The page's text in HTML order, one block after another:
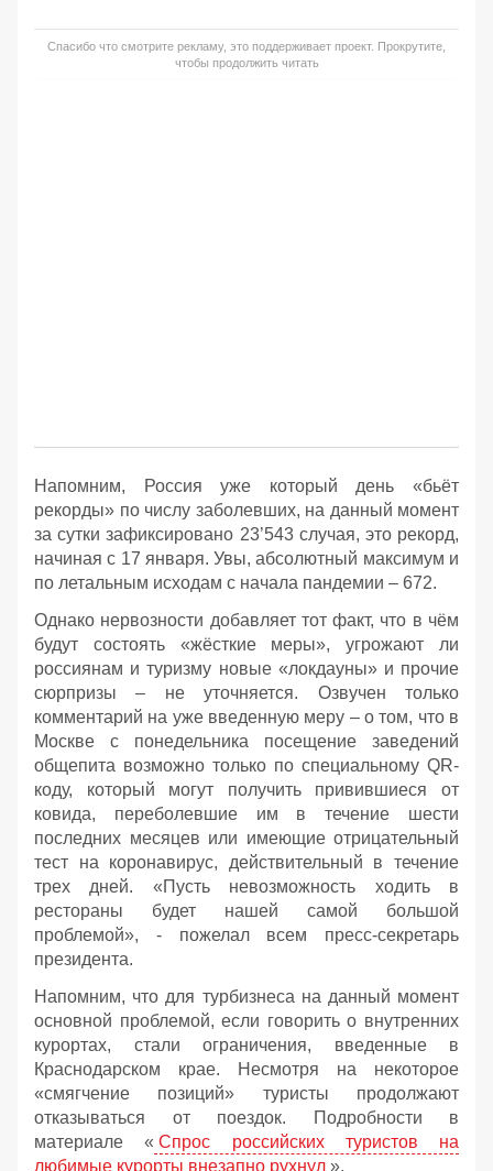
Спасибо что смотрите рекламу, это поддерживает проект. Прокрутите,
чтобы продолжить читать
Напомним, Россия уже который день «бьёт
рекорды» по числу заболевших, на данный момент
за сутки зафиксировано 23’543 случая, это рекорд,
начиная с 17 января. Увы, абсолютный максимум и
по летальным исходам с начала пандемии – 672.
Однако нервозности добавляет тот факт, что в чём
будут состоять «жёсткие меры», угрожают ли
россиянам и туризму новые «локдауны» и прочие
сюрпризы – не уточняется. Озвучен только
комментарий на уже введенную меру – о том, что в
Москве с понедельника посещение заведений
общепита возможно только по специальному QR-
коду, который могут получить привившиеся от
ковида, переболевшие им в течение шести
последних месяцев или имеющие отрицательный
тест на коронавирус, действительный в течение
трех дней. «Пусть невозможность ходить в
рестораны будет нашей самой большой
проблемой», - пожелал всем пресс-секретарь
президента.
Напомним, что для турбизнеса на данный момент
основной проблемой, если говорить о внутренних
курортах, стали ограничения, введенные в
Краснодарском крае. Несмотря на некоторое
«смягчение позиций» туристы продолжают
отказываться от поездок. Подробности в
материале « Спрос российских туристов на
любимые курорты внезапно рухнул ».